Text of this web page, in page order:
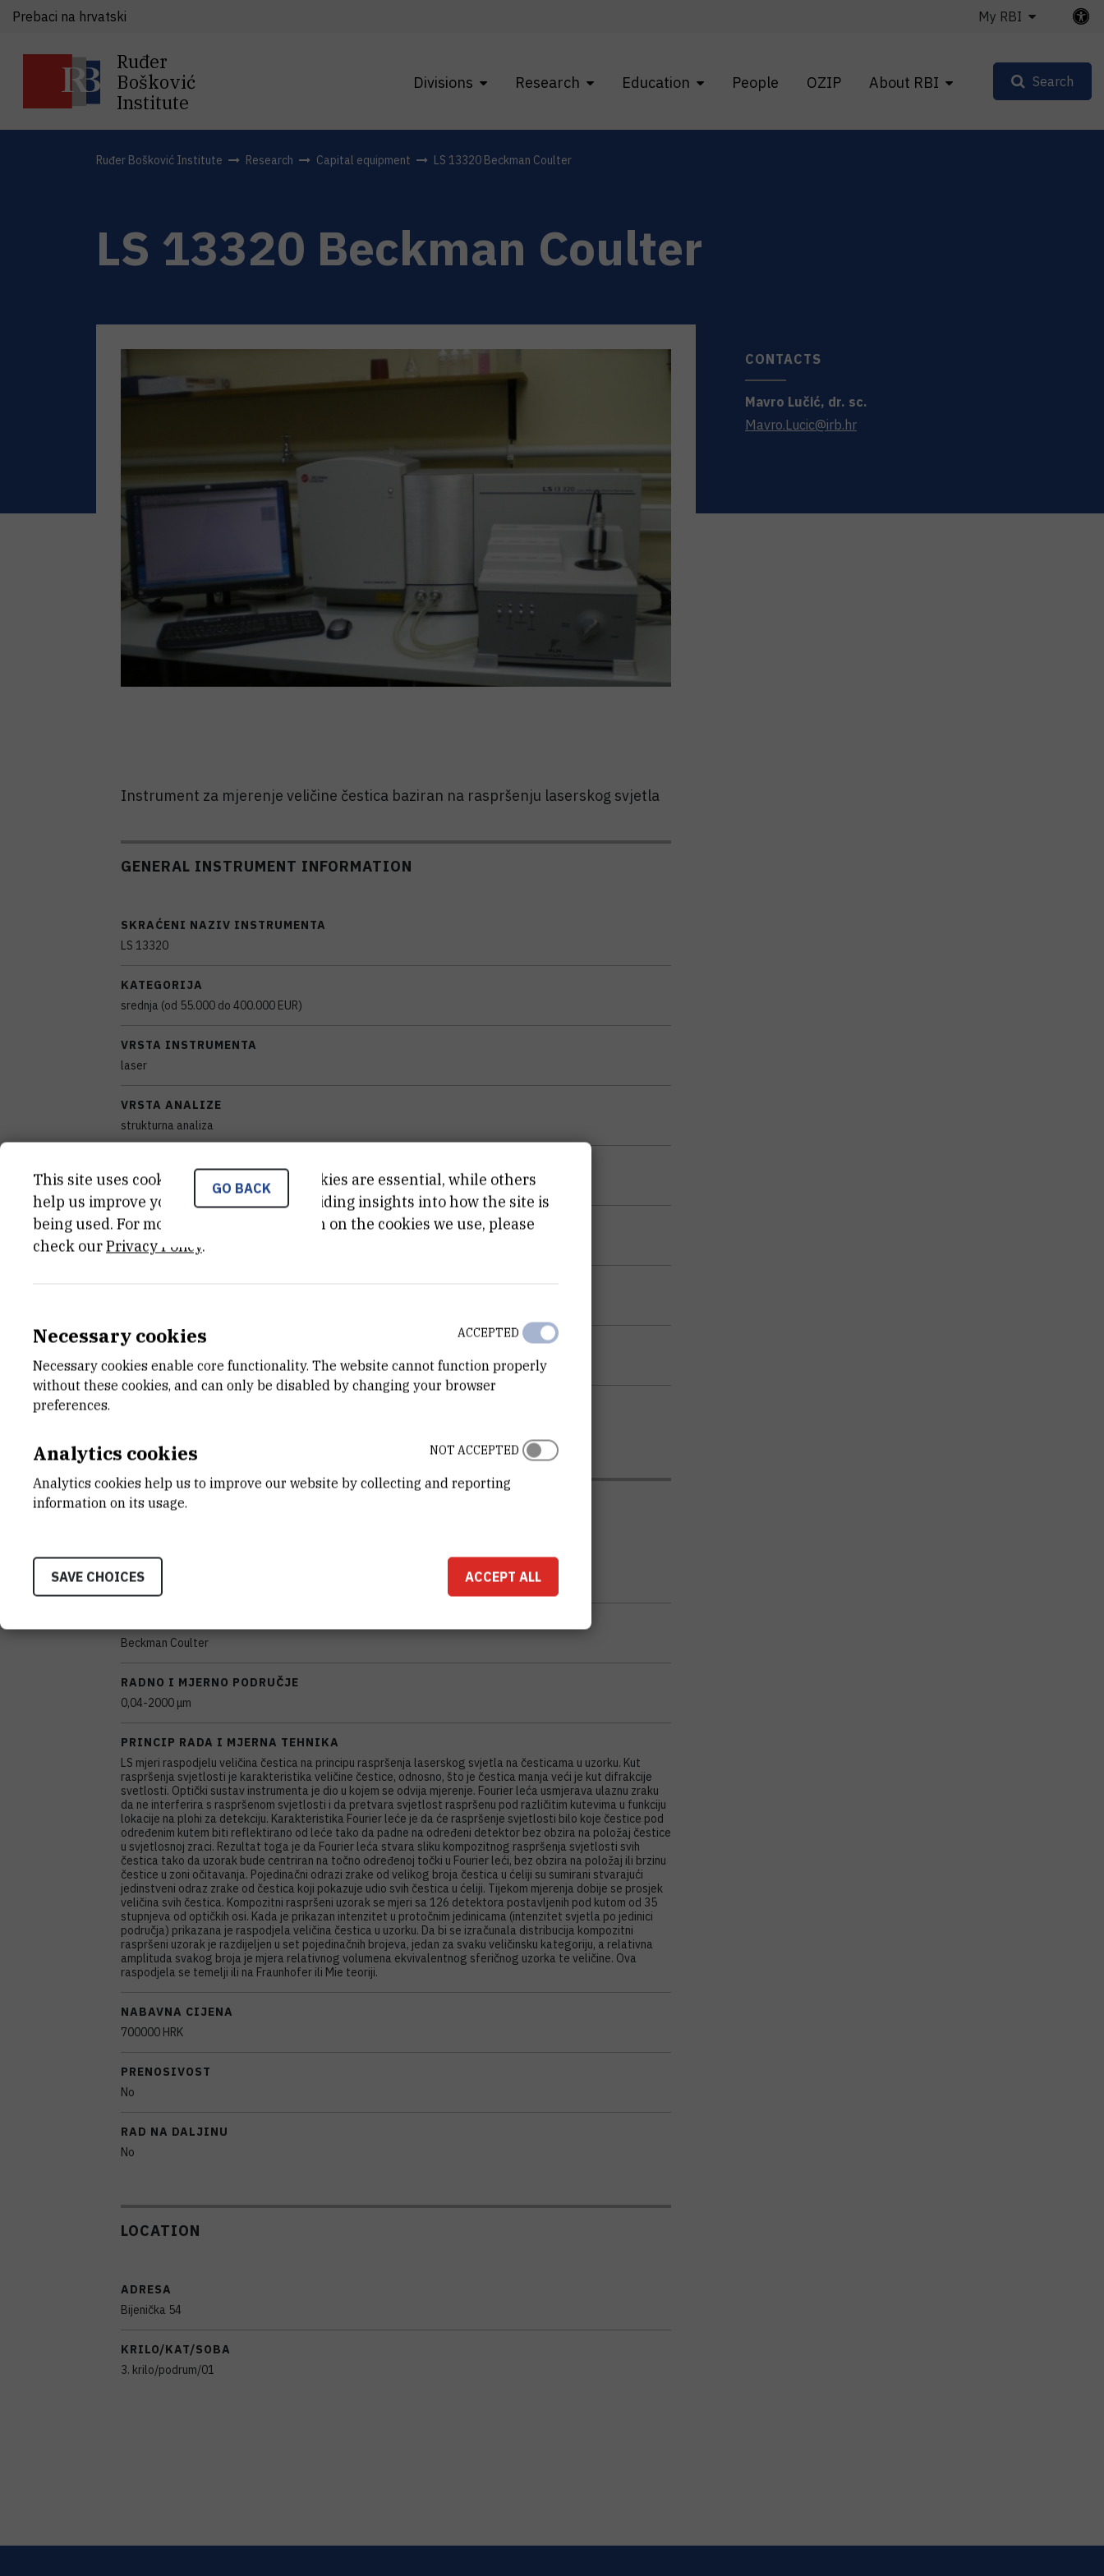
Ruđer
Bošković
Institute
Divisions Research Education People OZIP About RBI
Prebaci na hrvatski My RBI
Search
Ruđer Bošković Institute Research Capital equipment LS 13320 Beckman Coulter
LS 13320 Beckman Coulter
CONTACTS
Mavro Lučić, dr. sc.
Mavro.Lucic@irb.hr
Instrument za mjerenje veličine čestica baziran na raspršenju laserskog svjetla
GENERAL INSTRUMENT INFORMATION
SKRAĆENI NAZIV INSTRUMENTA
LS 13320
KATEGORIJA
srednja (od 55.000 do 400.000 EUR)
VRSTA INSTRUMENTA
laser
VRSTA ANALIZE
strukturna analiza
SAMOSTALAN/VEZAN
samostalan
STANJE OPREME
potpuno funkcionalan
TIJELO KOJE JE FINANCIRALO NABAVKU OPREME
Ministarstvo znanosti, obrazovanja i mladih Republike Hrvatske
CHARACTERISTICS
MODEL
LS 13320
Beckman Coulter
RADNO I MJERNO PODRUČJE
0,04-2000 μm
PRINCIP RADA I MJERNA TEHNIKA
LS mjeri raspodjelu veličina čestica na principu raspršenja laserskog svjetla na česticama u uzorku. Kut
raspršenja svjetlosti je karakteristika veličine čestice, odnosno, što je čestica manja veći je kut difrakcije
svetlosti. Optički sustav instrumenta je dio u kojem se odvija mjerenje. Fourier leća usmjerava ulaznu zraku
da ne interferira s raspršenom svjetlosti i da pretvara svjetlost raspršenu pod različitim kutevima u funkciju
lokacije na plohi za detekciju. Karakteristika Fourier leće je da će raspršenje svjetlosti bilo koje čestice pod
određenim kutem biti reflektirano od leće tako da padne na određeni detektor bez obzira na položaj čestice
u svjetlosnoj zraci. Rezultat toga je da Fourier leća stvara sliku kompozitnog raspršenja svjetlosti svih
čestica tako da uzorak bude centriran na točno određenoj točki u Fourier leći, bez obzira na položaj ili brzinu
čestice u zoni očitavanja. Pojedinačni odrazi zrake od velikog broja čestica u ćeliji su sumirani stvarajući
jedinstveni odraz zrake od čestica koji pokazuje udio svih čestica u ćeliji. Tijekom mjerenja dobije se prosjek
veličina svih čestica. Kompozitni raspršeni uzorak se mjeri sa 126 detektora postavljenih pod kutom od 35
stupnjeva od optičkih osi. Kada je prikazan intenzitet u protočnim jedinicama (intenzitet svjetla po jedinici
područja) prikazana je raspodjela veličina čestica u uzorku. Da bi se izračunala distribucija kompozitni
raspršeni uzorak je razdijeljen u set pojedinačnih brojeva, jedan za svaku veličinsku kategoriju, a relativna
amplituda svakog broja je mjera relativnog volumena ekvivalentnog sferičnog uzorka te veličine. Ova
raspodjela se temelji ili na Fraunhofer ili Mie teoriji.
NABAVNA CIJENA
700000 HRK
PRENOSIVOST
No
RAD NA DALJINU
No
LOCATION
ADRESA
Bijenička 54
KRILO/KAT/SOBA
3. krilo/podrum/01
GO BACK
This site uses cookies.. Some of these cookies are essential, while others
help us improve your experience by providing insights into how the site is
being used. For more detailed information on the cookies we use, please
check ourPrivacy Policy.
Necessary cookies
Necessary cookies enable core functionality. The website cannot function properly
without these cookies, and can only be disabled by changing your browser
preferences.
ACCEPTED
Analytics cookies
Analytics cookies help us to improve our website by collecting and reporting
information on its usage.
NOT ACCEPTED
SAVE CHOICES ACCEPT ALL